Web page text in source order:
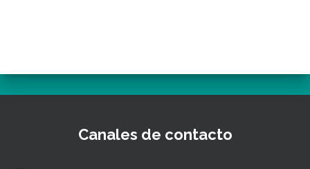
Canales de contacto